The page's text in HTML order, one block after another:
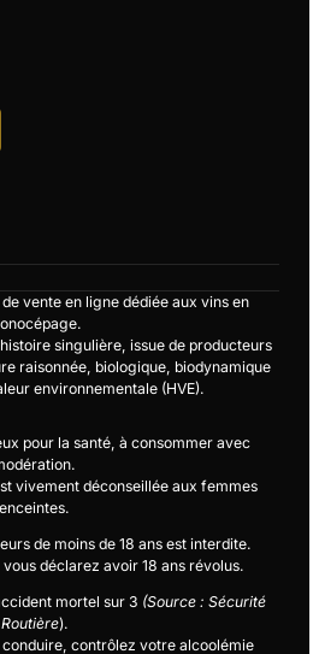
vente en ligne dédiée aux vins en
singulière, issue de producteurs
raisonnée, biologique, biodynamique
environnementale (HVE).
pour la santé, à consommer avec
vivement déconseillée aux femmes
enceintes.
de moins de 18 ans est interdite.
déclarez avoir 18 ans révolus.
mortel sur 3 (Source : Sécurité
Routière).
contrôlez votre alcoolémie